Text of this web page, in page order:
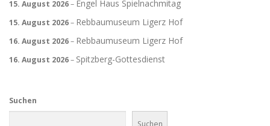
15. August 2026– Engel Haus Spielnachmitag
15. August 2026– Rebbaumuseum Ligerz Hof
16. August 2026– Rebbaumuseum Ligerz Hof
16. August 2026– Spitzberg-Gottesdienst
Suchen
Suchen